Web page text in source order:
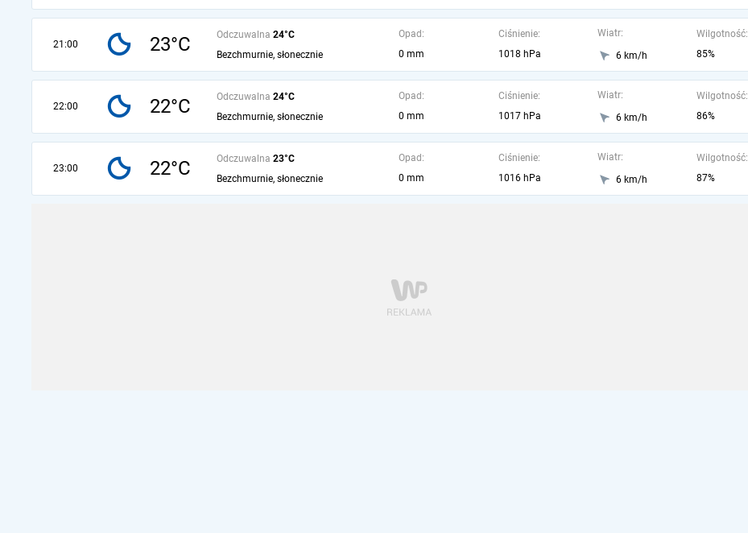
21:00 23°C Odczuwalna 24°C
Bezchmurnie, słonecznie
Opad:
0 mm
Ciśnienie:
1018 hPa
Wiatr:
6 km/h
Wilgotność:
85%
22:00 22°C Odczuwalna 24°C
Bezchmurnie, słonecznie
Opad:
0 mm
Ciśnienie:
1017 hPa
Wiatr:
6 km/h
Wilgotność:
86%
23:00 22°C Odczuwalna 23°C
Bezchmurnie, słonecznie
Opad:
0 mm
Ciśnienie:
1016 hPa
Wiatr:
6 km/h
Wilgotność:
87%